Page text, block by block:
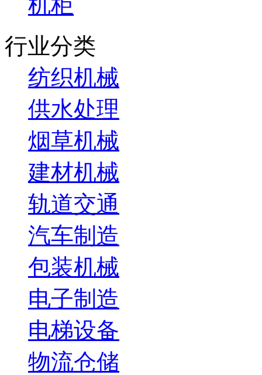
行业分类
纺织机械
供水处理
烟草机械
建材机械
轨道交通
汽车制造
包装机械
电子制造
电梯设备
物流仓储